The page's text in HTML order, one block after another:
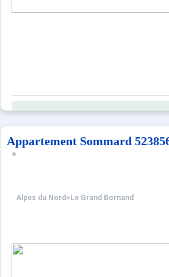
Appartement Sommard
Alpes du Nord > Le Grand Bornand